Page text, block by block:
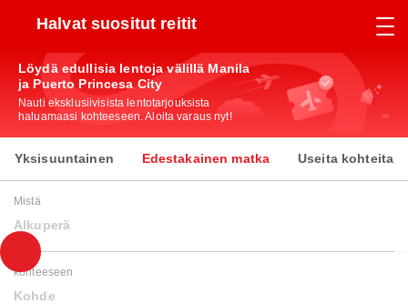
Halvat suositut reitit
Löydä edullisia lentoja välillä Manila
ja Puerto Princesa City
Nauti eksklusiivisista lentotarjouksista
haluamaasi kohteeseen. Aloita varaus nyt!
Yksisuuntainen Edestakainen matka Useita kohteita
Mistä
Alkuperä
kohteeseen
Kohde